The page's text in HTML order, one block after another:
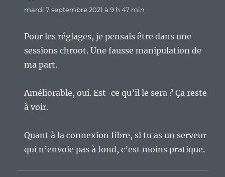
mardi 7 septembre 2021 à 9 h 47 min
Pour les réglages, je pensais être dans une
sessions chroot. Une fausse manipulation de
ma part.
Améliorable, oui. Est-ce qu’il le sera ? Ça reste
à voir.
Quant à la connexion fibre, si tu as un serveur
qui n’envoie pas à fond, c’est moins pratique.